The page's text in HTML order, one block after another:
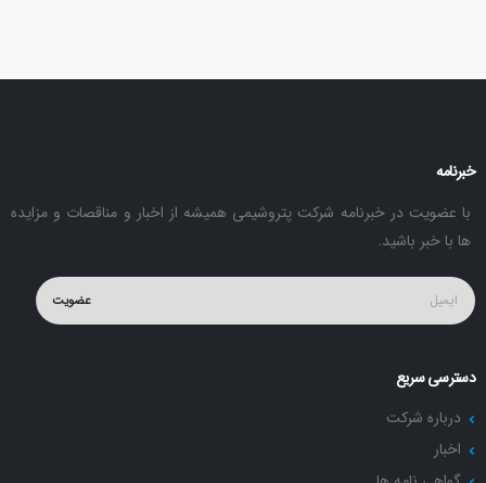
خبرنامه
با عضویت در خبرنامه شرکت پتروشیمی همیشه از اخبار و مناقصات و مزایده
ها با خبر باشید.
عضویت
دسترسی سریع
درباره شرکت
اخبار